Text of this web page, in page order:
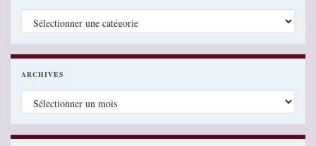
Catégories
ARCHIVES
Archives